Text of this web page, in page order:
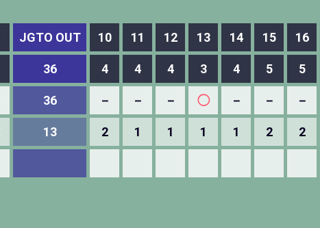
JGTO OUT 10 11 12 13 14 15 16
36 4 4 4 3 4 5 5
36 － － － ◯ － － －
13 2 1 1 1 1 2 2